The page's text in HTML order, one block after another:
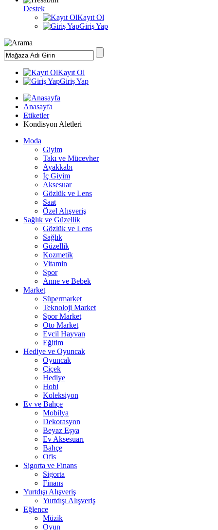
Destek
Kayıt Ol
Giriş Yap
Kayıt Ol
Giriş Yap
Anasayfa
Etiketler
Kondisyon Aletleri
Moda
Giyim
Takı ve Mücevher
Ayakkabı
İç Giyim
Aksesuar
Gözlük ve Lens
Saat
Özel Alışveriş
Sağlık ve Güzellik
Gözlük ve Lens
Sağlık
Güzellik
Kozmetik
Vitamin
Spor
Anne ve Bebek
Market
Süpermarket
Teknoloji Market
Spor Market
Oto Market
Evcil Hayvan
Eğitim
Hediye ve Oyuncak
Oyuncak
Çiçek
Hediye
Hobi
Koleksiyon
Ev ve Bahçe
Mobilya
Dekorasyon
Beyaz Eşya
Ev Aksesuarı
Bahçe
Ofis
Sigorta ve Finans
Sigorta
Finans
Yurtdışı Alışveriş
Yurtdışı Alışveriş
Eğlence
Müzik
Oyun